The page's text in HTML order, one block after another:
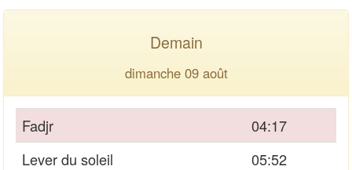
Demain
dimanche 09 août
Fadjr
04:17
Lever du soleil
05:52